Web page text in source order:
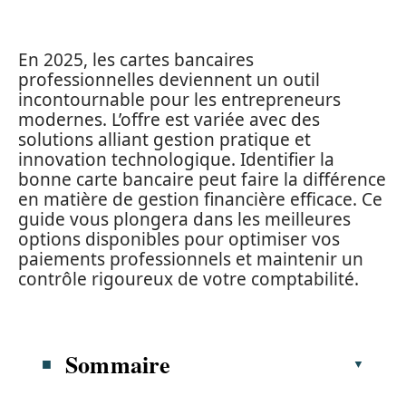
En 2025, les cartes bancaires
professionnelles deviennent un outil
incontournable pour les entrepreneurs
modernes. L’offre est variée avec des
solutions alliant gestion pratique et
innovation technologique. Identifier la
bonne carte bancaire peut faire la différence
en matière de gestion financière efficace. Ce
guide vous plongera dans les meilleures
options disponibles pour optimiser vos
paiements professionnels et maintenir un
contrôle rigoureux de votre comptabilité.
Sommaire